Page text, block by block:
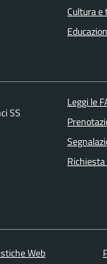
Cultura e
SS
Leggi le
Web